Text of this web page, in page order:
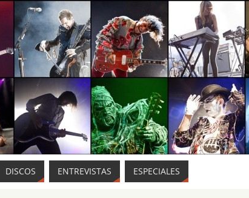
DISCOS ENTREVISTAS ESPECIALES